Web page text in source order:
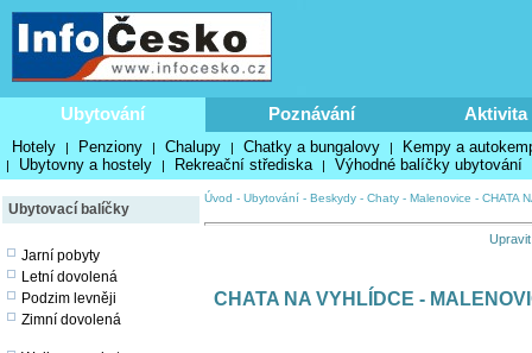
Ubytování Poznávání Aktivita
Hotely | Penziony | Chalupy | Chatky a bungalovy | Kempy a
| Ubytovny a hostely | Rekreační střediska | Výhodné balíčky ubytování
Ubytovací balíčky
Jarní pobyty
Letní dovolená
Podzim levněji
Zimní dovolená
Úvod - Ubytování - Beskydy - Chaty - Malenovice - CHATA
CHATA NA VYHLÍDCE -